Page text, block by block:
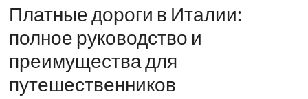
Платные дороги в Италии:
полное руководство и
преимущества для
путешественников